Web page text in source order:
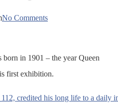
No Comments
born in 1901 – the year Queen
first exhibition.